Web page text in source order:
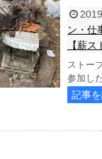
ン・
【薪
ストー
参加し
記事